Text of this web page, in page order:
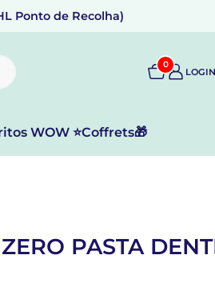
Ponto de Recolha)
0
WOW ⭐Coffrets🎁
PASTA